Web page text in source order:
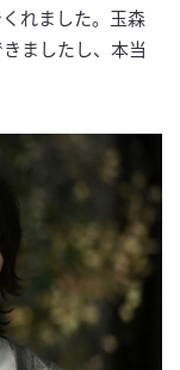
れました。玉森
ましたし、本当